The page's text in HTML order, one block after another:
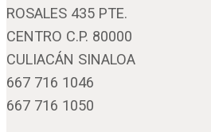
ROSALES 435 PTE.
CENTRO C.P. 80000
CULIACÁN SINALOA
667 716 1046
667 716 1050